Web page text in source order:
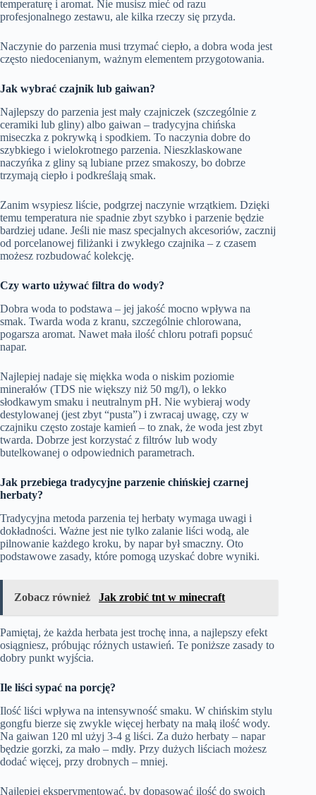
temperaturę i aromat. Nie musisz mieć od razu
profesjonalnego zestawu, ale kilka rzeczy się przyda.
Naczynie do parzenia musi trzymać ciepło, a dobra woda jest
często niedocenianym, ważnym elementem przygotowania.
Jak wybrać czajnik lub gaiwan?
Najlepszy do parzenia jest mały czajniczek (szczególnie z
ceramiki lub gliny) albo gaiwan – tradycyjna chińska
miseczka z pokrywką i spodkiem. To naczynia dobre do
szybkiego i wielokrotnego parzenia. Nieszklaskowane
naczyńka z gliny są lubiane przez smakoszy, bo dobrze
trzymają ciepło i podkreślają smak.
Zanim wsypiesz liście, podgrzej naczynie wrzątkiem. Dzięki
temu temperatura nie spadnie zbyt szybko i parzenie będzie
bardziej udane. Jeśli nie masz specjalnych akcesoriów, zacznij
od porcelanowej filiżanki i zwykłego czajnika – z czasem
możesz rozbudować kolekcję.
Czy warto używać filtra do wody?
Dobra woda to podstawa – jej jakość mocno wpływa na
smak. Twarda woda z kranu, szczególnie chlorowana,
pogarsza aromat. Nawet mała ilość chloru potrafi popsuć
napar.
Najlepiej nadaje się miękka woda o niskim poziomie
minerałów (TDS nie większy niż 50 mg/l), o lekko
słodkawym smaku i neutralnym pH. Nie wybieraj wody
destylowanej (jest zbyt “pusta”) i zwracaj uwagę, czy w
czajniku często zostaje kamień – to znak, że woda jest zbyt
twarda. Dobrze jest korzystać z filtrów lub wody
butelkowanej o odpowiednich parametrach.
Jak przebiega tradycyjne parzenie chińskiej czarnej
herbaty?
Tradycyjna metoda parzenia tej herbaty wymaga uwagi i
dokładności. Ważne jest nie tylko zalanie liści wodą, ale
pilnowanie każdego kroku, by napar był smaczny. Oto
podstawowe zasady, które pomogą uzyskać dobre wyniki.
Zobacz również Jak zrobić tnt w minecraft
Pamiętaj, że każda herbata jest trochę inna, a najlepszy efekt
osiągniesz, próbując różnych ustawień. Te poniższe zasady to
dobry punkt wyjścia.
Ile liści sypać na porcję?
Ilość liści wpływa na intensywność smaku. W chińskim stylu
gongfu bierze się zwykle więcej herbaty na małą ilość wody.
Na gaiwan 120 ml użyj 3-4 g liści. Za dużo herbaty – napar
będzie gorzki, za mało – mdły. Przy dużych liściach możesz
dodać więcej, przy drobnych – mniej.
Najlepiej eksperymentować, by dopasować ilość do swoich